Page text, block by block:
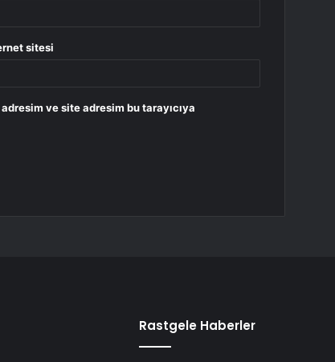
sitesi
ve site adresim bu tarayıcıya
Rastgele Haberler